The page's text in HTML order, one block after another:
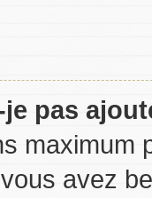
pas
maximum
avez